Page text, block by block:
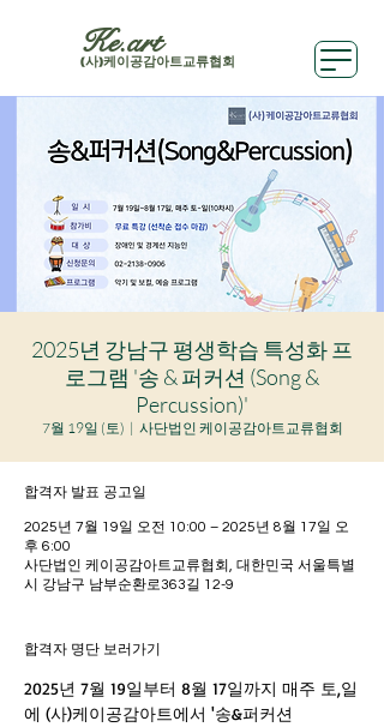
Ke.art
(사)케이공감아트교류협회
2025년 강남구 평생학습 특성화 프
로그램 '송 & 퍼커션 (Song &
Percussion)'
7월 19일 (토)
  |
사단법인 케이공감아트교류협회
합격자 발표 공고일
2025년 7월 19일 오전 10:00 – 2025년 8월 17일 오
후 6:00
사단법인 케이공감아트교류협회, 대한민국 서울특별
시 강남구 남부순환로363길 12-9
합격자 명단 보러가기
2025년 7월 19일부터 8월 17일까지 매주 토,일
에 (사)케이공감아트에서 '송&퍼커션